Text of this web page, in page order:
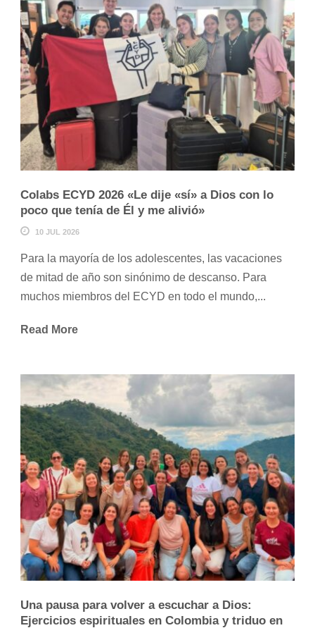
Colabs ECYD 2026 «Le dije «sí» a Dios con lo
poco que tenía de Él y me alivió»
10 JUL 2026
Para la mayoría de los adolescentes, las vacaciones
de mitad de año son sinónimo de descanso. Para
muchos miembros del ECYD en todo el mundo,...
Read More
Una pausa para volver a escuchar a Dios:
Ejercicios espirituales en Colombia y triduo en